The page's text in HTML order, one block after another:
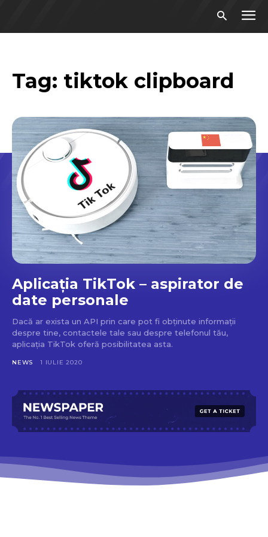
Tag: tiktok clipboard
Aplicația TikTok – aspirator de
date personale
Dacă ar exista un API prin care pot fi obținute informații
despre tine, contactele tale sau despre telefonul tău,
aplicația TikTok oferă posibilitatea asta.
NEWS 1 IULIE 2020